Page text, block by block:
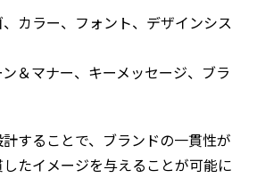
、カラー、フォント、デザインシス
＆マナー、キーメッセージ、ブラ
することで、ブランドの一貫性が
たイメージを与えることが可能に